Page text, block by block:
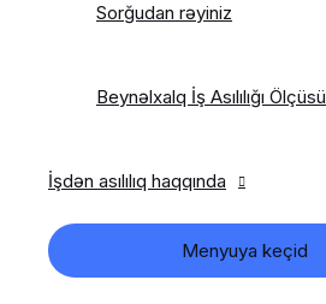
Sorğudan rəyiniz
Beynəlxalq İş Asılılığı Ölçüsü
İşdən asılılıq haqqında
Menyuya keçid